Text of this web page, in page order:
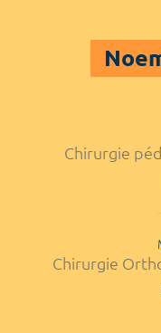
Chirurgie
Chirurgie